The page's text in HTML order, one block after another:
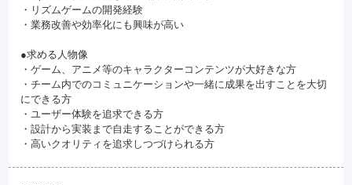
・リズムゲームの開発経験
・業務改善や効率化にも興味が高い
●求める人物像
・ゲーム、アニメ等のキャラクターコンテンツが大好きな方
・チーム内でのコミュニケーションや一緒に成果を出すことを大切
にできる方
・ユーザー体験を追求できる方
・設計から実装まで自走することができる方
・高いクオリティを追求しつづけられる方